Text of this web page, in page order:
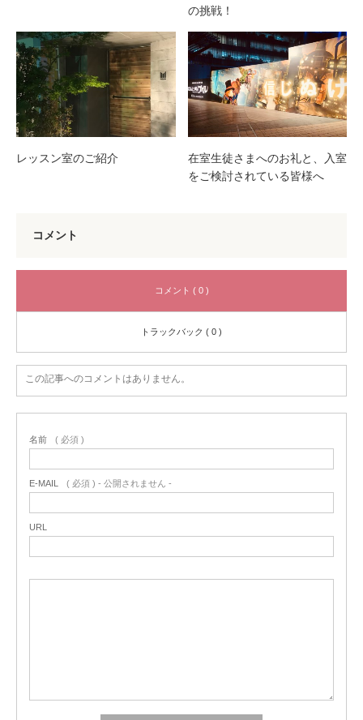
の挑戦！
レッスン室のご紹介
在室生徒さまへのお礼と、入室
をご検討されている皆様へ
コメント
コメント ( 0 )
トラックバック ( 0 )
この記事へのコメントはありません。
名前 ( 必須 )
E-MAIL ( 必須 ) - 公開されません -
URL